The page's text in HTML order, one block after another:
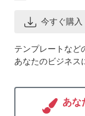
今すぐ購入
テンプレートなど
あなたのビジネス
あな